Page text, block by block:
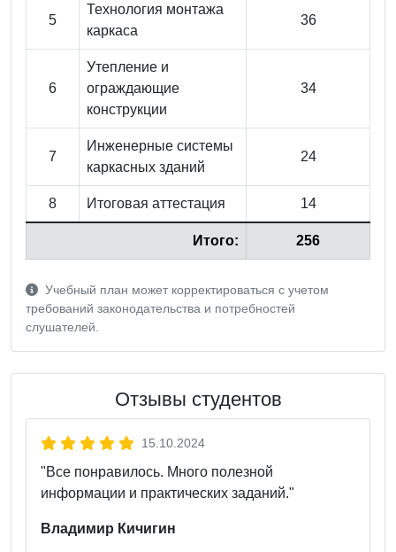
5
Технология монтажа
каркаса
36
6
Утепление и
ограждающие
конструкции
34
7
Инженерные системы
каркасных зданий
24
8 Итоговая аттестация 14
Итого: 256
Учебный план может корректироваться с учетом
требований законодательства и потребностей
слушателей.
Отзывы студентов
15.10.2024
"Все понравилось. Много полезной
информации и практических заданий."
Владимир Кичигин